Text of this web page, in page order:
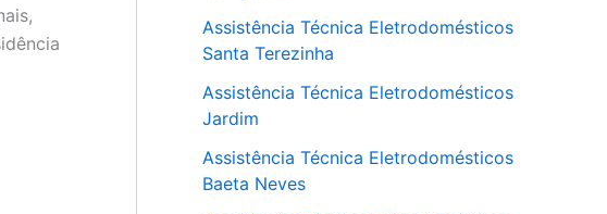
Assistência Técnica Eletrodomésticos
Santa Terezinha
Assistência Técnica Eletrodomésticos
Jardim
Assistência Técnica Eletrodomésticos
Baeta Neves